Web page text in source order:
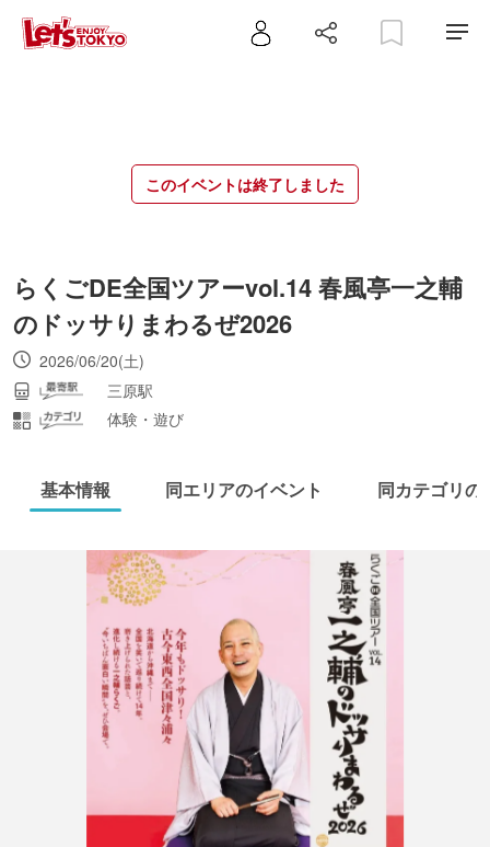
このイベントは終了しました
らくごDE全国ツアーvol.14 春風亭一之輔
のドッサりまわるぜ2026
2026/06/20(土)
三原駅
体験・遊び
基本情報 同エリアのイベント 同カテゴリの